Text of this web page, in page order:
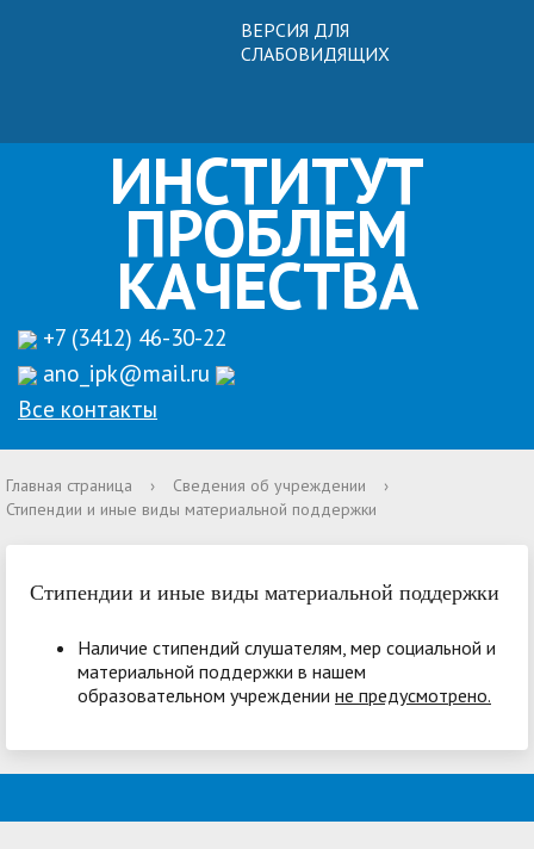
ВЕРСИЯ ДЛЯ
СЛАБОВИДЯЩИХ
ИНСТИТУТ
ПРОБЛЕМ
КАЧЕСТВА
+7 (3412) 46-30-22
ano_ipk@mail.ru
Все контакты
Главная страница › Сведения об учреждении
›
Стипендии и иные виды материальной поддержки
Стипендии и иные виды материальной поддержки
Наличие стипендий слушателям, мер социальной и
материальной поддержки в нашем
образовательном учреждении не предусмотрено.